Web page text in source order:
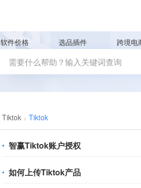
软件价格 选品插件 跨境电
Tiktok Tiktok
• 智赢Tiktok账户授权
• 如何上传Tiktok产品